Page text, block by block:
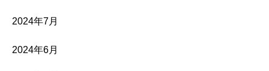
2024年7月
2024年6月